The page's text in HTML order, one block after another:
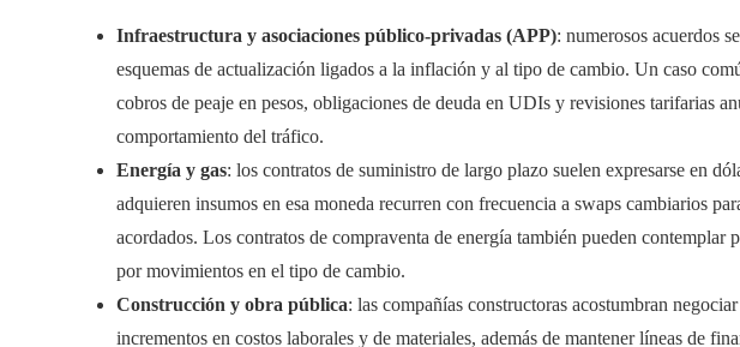
Infraestructura y asociaciones público-privadas (APP): numerosos acuerdos
esquemas de actualización ligados a la inflación y al tipo de cambio. Un caso
cobros de peaje en pesos, obligaciones de deuda en UDIs y revisiones tarifarias
comportamiento del tráfico.
Energía y gas: los contratos de suministro de largo plazo suelen expresarse en
adquieren insumos en esa moneda recurren con frecuencia a swaps cambiarios
acordados. Los contratos de compraventa de energía también pueden contemplar
por movimientos en el tipo de cambio.
Construcción y obra pública: las compañías constructoras acostumbran
incrementos en costos laborales y de materiales, además de mantener líneas de